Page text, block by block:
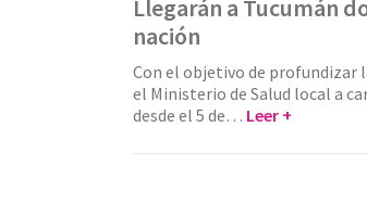
Llegarán a Tucumán
nación
Con el objetivo de profundizar
el Ministerio de Salud local a
desde el 5 de… Leer +